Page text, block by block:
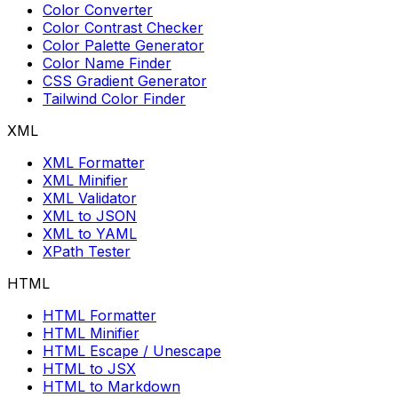
Color Converter
Color Contrast Checker
Color Palette Generator
Color Name Finder
CSS Gradient Generator
Tailwind Color Finder
XML
XML Formatter
XML Minifier
XML Validator
XML to JSON
XML to YAML
XPath Tester
HTML
HTML Formatter
HTML Minifier
HTML Escape / Unescape
HTML to JSX
HTML to Markdown